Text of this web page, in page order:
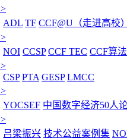
>
ADL TF CCF@U（走进高校）
>
NOI CCSP CCF TEC CCF算
>
CSP PTA GESP LMCC
>
YOCSEF 中国数字经济50人
>
吕梁振兴 技术公益案例集